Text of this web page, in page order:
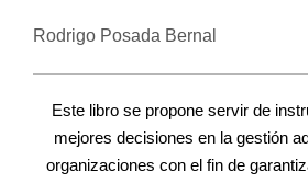
Rodrigo Posada Bernal
Este libro se propone servir de
mejores decisiones en la gestión
organizaciones con el fin de